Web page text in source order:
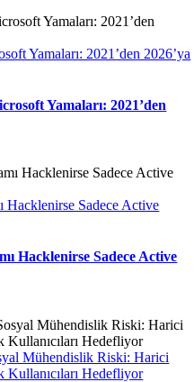
Yamaları: 2021’den 2026’ya
Yamaları: 2021’den
Sadece Active
Hacklenirse Sadece Active
Mühendislik Riski: Harici
Kullanıcıları Hedefliyor